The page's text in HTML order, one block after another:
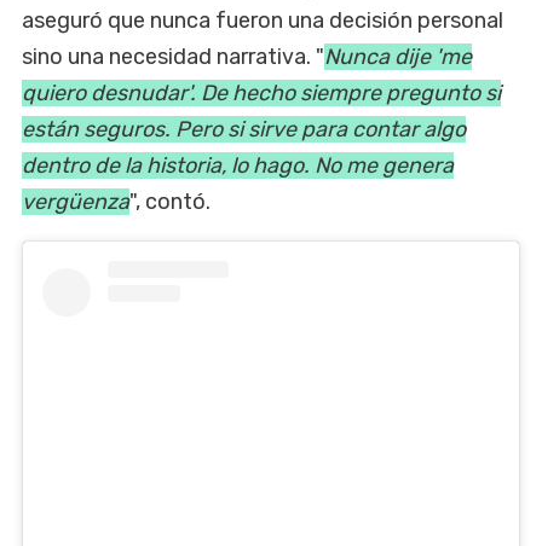
aseguró que nunca fueron una decisión personal
sino una necesidad narrativa. "Nunca dije 'me
quiero desnudar'. De hecho siempre pregunto si
están seguros. Pero si sirve para contar algo
dentro de la historia, lo hago. No me genera
vergüenza", contó.